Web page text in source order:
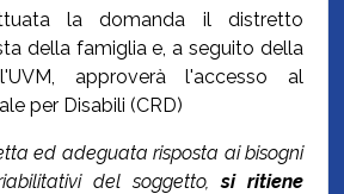
la domanda il distretto
della famiglia e, a seguito della
approverà l'accesso al
per Disabili (CRD)
ed adeguata risposta ai bisogni
del soggetto,si ritiene